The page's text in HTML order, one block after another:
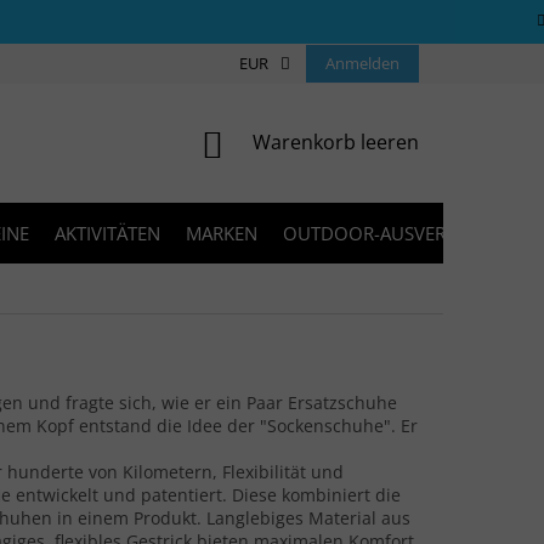
KONTAKT FAQ
EUR Anmelden
WARENKORB
Warenkorb leeren
AKTIVITÄTEN MARKEN OUTDOOR-AUSVERKAUF
und fragte sich, wie er ein Paar Ersatzschuhe
Kopf entstand die Idee der "Sockenschuhe". Er
hunderte von Kilometern, Flexibilität und
entwickelt und patentiert. Diese kombiniert die
in einem Produkt. Langlebiges Material aus